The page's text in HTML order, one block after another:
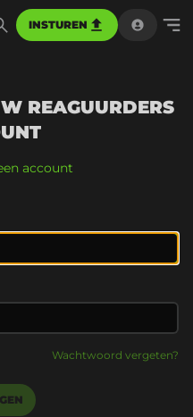
INSTUREN
REAGUURDERS
account
Wachtwoord vergeten?